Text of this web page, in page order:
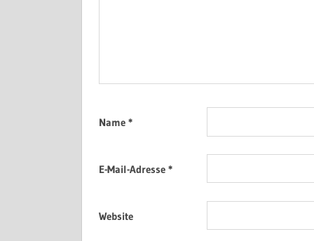
Name *
E-Mail-Adresse *
Website